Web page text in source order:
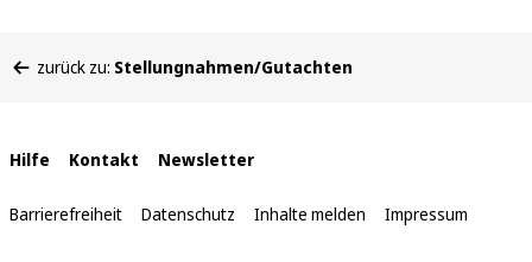
befinden
zurück zu: Stellungnahmen/Gutachten
Interne
Links
Hilfe Kontakt Newsletter
Barrierefreiheit Datenschutz Inhalte melden Impressum